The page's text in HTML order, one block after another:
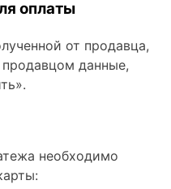
оплаты
от продавца,
данные,
необходимо